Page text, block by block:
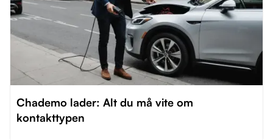
Chademo lader: Alt du må vite om
kontakttypen